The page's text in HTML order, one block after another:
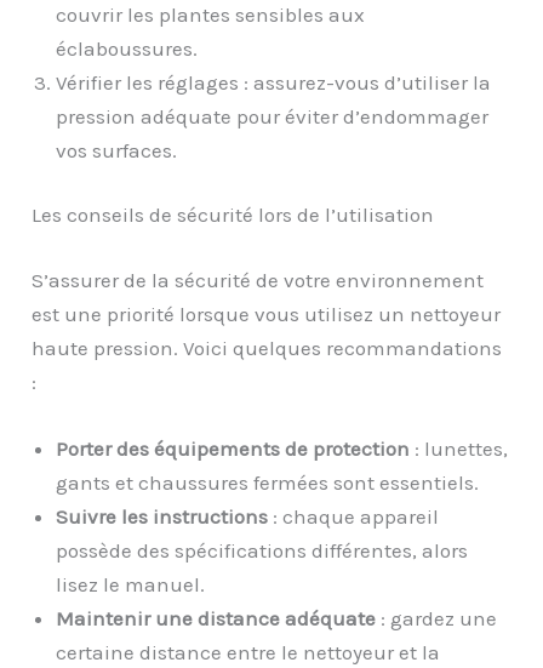
couvrir les plantes sensibles aux
éclaboussures.
Vérifier les réglages : assurez-vous d’utiliser la
pression adéquate pour éviter d’endommager
vos surfaces.
Les conseils de sécurité lors de l’utilisation
S’assurer de la sécurité de votre environnement
est une priorité lorsque vous utilisez un nettoyeur
haute pression. Voici quelques recommandations
:
Porter des équipements de protection : lunettes,
gants et chaussures fermées sont essentiels.
Suivre les instructions : chaque appareil
possède des spécifications différentes, alors
lisez le manuel.
Maintenir une distance adéquate : gardez une
certaine distance entre le nettoyeur et la